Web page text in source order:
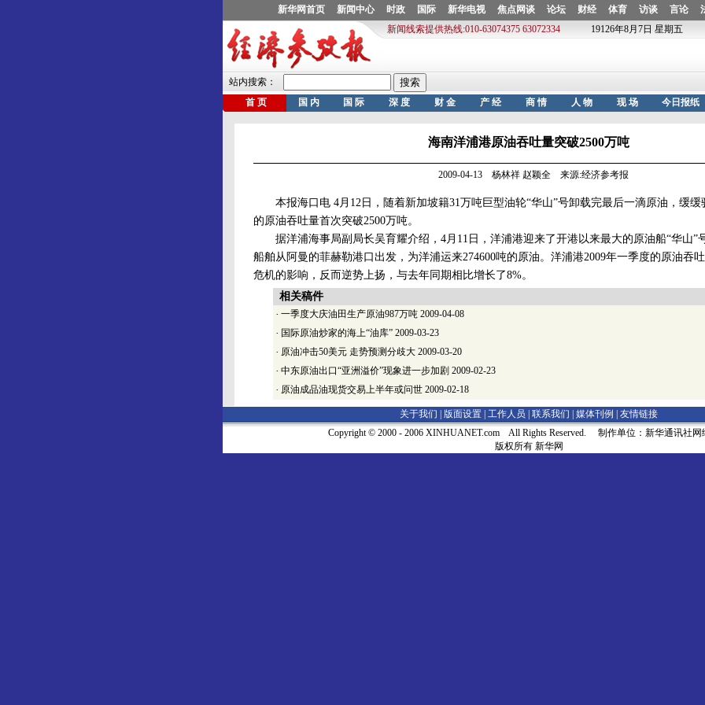
海南洋浦港原油吞吐量突破2500万吨
2009-04-13 杨林祥 赵颖全 来源:经济参考报
本报海口电 4月12日，随着新加坡籍31万吨巨型油轮“华山”号卸载完最后一滴原油，缓缓
的原油吞吐量首次突破2500万吨。
据洋浦海事局副局长吴育耀介绍，4月11日，洋浦港迎来了开港以来最大的原油船“华山”
船舶从阿曼的菲赫勒港口出发，为洋浦运来274600吨的原油。洋浦港2009年一季度的原油吞
危机的影响，反而逆势上扬，与去年同期相比增长了8%。
相关稿件
· 一季度大庆油田生产原油987万吨 2009-04-08
· 国际原油炒家的海上“油库” 2009-03-23
· 原油冲击50美元 走势预测分歧大 2009-03-20
· 中东原油出口“亚洲溢价”现象进一步加剧 2009-02-23
· 原油成品油现货交易上半年或问世 2009-02-18
关于我们 | 版面设置 工作人员 联系我们 媒体刊例
友情链接
Copyright © 2000 - 2006 XINHUANET.com All Rights Reserved. 制作单位：新华通讯社网
版权所有 新华网